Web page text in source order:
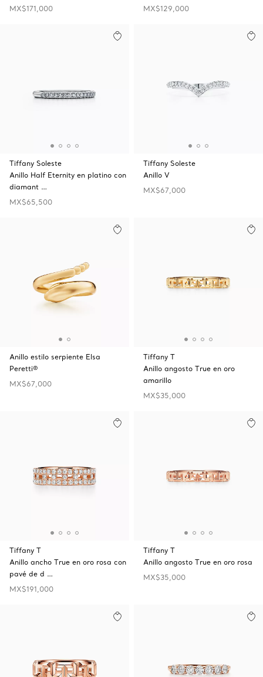
MX$171,000 MX$129,000
Tiffany Soleste
Anillo Half Eternity en platino con
diamant …
MX$65,500
Tiffany Soleste
Anillo V
MX$67,000
Anillo estilo serpiente Elsa
Peretti®
MX$67,000
Tiffany T
Anillo angosto True en oro
amarillo
MX$35,000
Tiffany T
Anillo ancho True en oro rosa con
pavé de d …
MX$191,000
Tiffany T
Anillo angosto True en oro rosa
MX$35,000